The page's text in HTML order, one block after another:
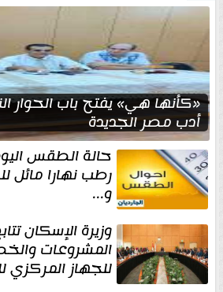
«كأنها هي» يفتح باب الحوار
أدب مصر الجديدة
حالة الطقس
رطب نهارا مائل
و...
وزيرة الإسكان
المشروعات
للجهاز المركزي